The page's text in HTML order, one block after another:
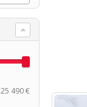
Prix
Prix
25 490 €